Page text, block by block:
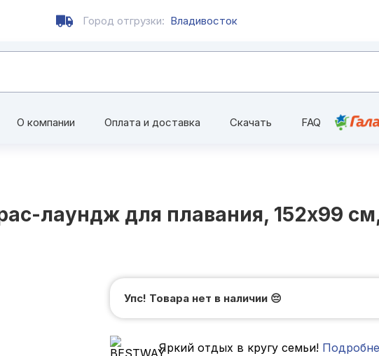
Город отгрузки: Владивосток
О компании Оплата и доставка Скачать FAQ
лаундж для плавания, 152x99
Упс! Товара нет в наличии 😔
Яркий отдых в кругу семьи!